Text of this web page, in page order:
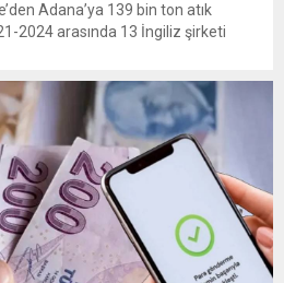
Adana’ya 139 bin ton atık
2024 arasında 13 İngiliz şirketi